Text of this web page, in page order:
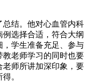
结。他对心血管内科
选择合适，符合大纲
学生准备充足、参与
老师学习的同时也要
师所讲加深印象，要
。